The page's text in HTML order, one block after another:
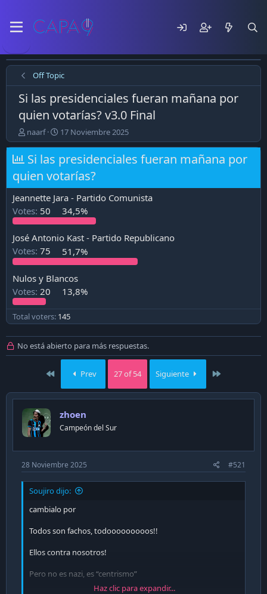
Off Topic
Si las presidenciales fueran mañana por
quien votarías? v3.0 Final
E
m
p
e
z
e
t
e
m
a
naarf
F
e
h
a
e
p
u
b
l
c
c
n
17 Noviembre 2025
Si las presidenciales fueran mañana por
quien votarías?
Jeannette Jara - Partido Comunista
Votes: 50 34,5%
José Antonio Kast - Partido Republicano
Votes: 75 51,7%
Nulos y Blancos
Votes: 20 13,8%
Total voters 145
No está abierto para más respuestas.
First Prev 27 of 54 Siguiente
zhoen
Campeón del Sur
28 Noviembre 2025 #521
Soujiro dijo:
cambialo por
Todos son fachos, todooooooooos!!
Ellos contra nosotros!
Pero no es nazi, es “centrismo”
Haz clic para expandir...